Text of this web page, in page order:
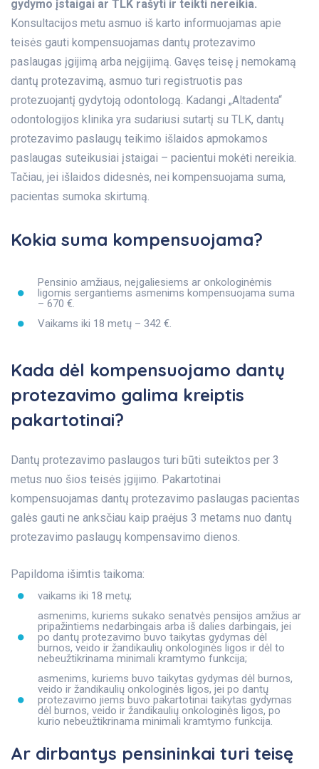
gydymo įstaigai ar TLK rašyti ir teikti nereikia.
Konsultacijos metu asmuo iš karto informuojamas apie
teisės gauti kompensuojamas dantų protezavimo
paslaugas įgijimą arba neįgijimą. Gavęs teisę į nemokamą
dantų protezavimą, asmuo turi registruotis pas
protezuojantį gydytoją odontologą. Kadangi „Altadenta“
odontologijos klinika yra sudariusi sutartį su TLK, dantų
protezavimo paslaugų teikimo išlaidos apmokamos
paslaugas suteikusiai įstaigai – pacientui mokėti nereikia.
Tačiau, jei išlaidos didesnės, nei kompensuojama suma,
pacientas sumoka skirtumą.
Kokia suma kompensuojama?
Pensinio amžiaus, neįgaliesiems ar onkologinėmis
ligomis sergantiems asmenims kompensuojama suma
– 670 €.
Vaikams iki 18 metų – 342 €.
Kada dėl kompensuojamo dantų
protezavimo galima kreiptis
pakartotinai?
Dantų protezavimo paslaugos turi būti suteiktos per 3
metus nuo šios teisės įgijimo. Pakartotinai
kompensuojamas dantų protezavimo paslaugas pacientas
galės gauti ne anksčiau kaip praėjus 3 metams nuo dantų
protezavimo paslaugų kompensavimo dienos.
Papildoma išimtis taikoma:
vaikams iki 18 metų;
asmenims, kuriems sukako senatvės pensijos amžius ar
pripažintiems nedarbingais arba iš dalies darbingais, jei
po dantų protezavimo buvo taikytas gydymas dėl
burnos, veido ir žandikaulių onkologinės ligos ir dėl to
nebeužtikrinama minimali kramtymo funkcija;
asmenims, kuriems buvo taikytas gydymas dėl burnos,
veido ir žandikaulių onkologinės ligos, jei po dantų
protezavimo jiems buvo pakartotinai taikytas gydymas
dėl burnos, veido ir žandikaulių onkologinės ligos, po
kurio nebeužtikrinama minimali kramtymo funkcija.
Ar dirbantys pensininkai turi teisę